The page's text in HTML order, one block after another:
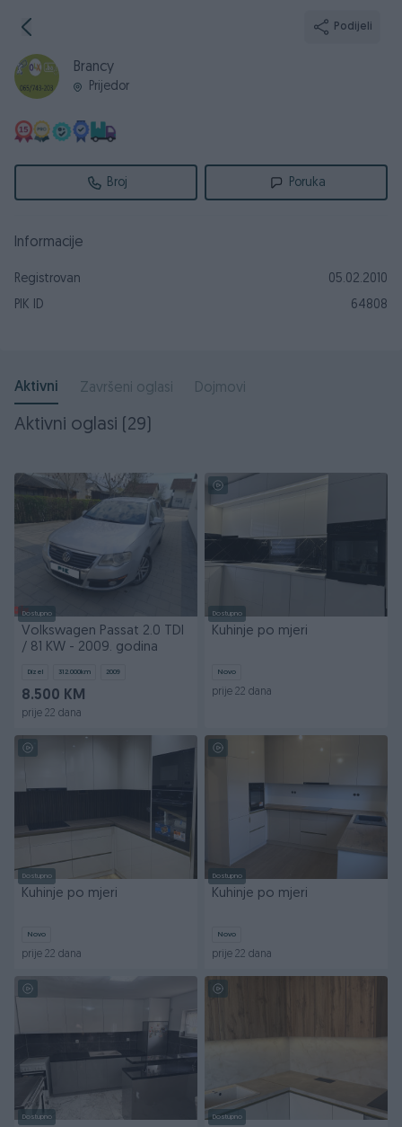
Podijeli
Brancy
Prijedor
Broj Poruka
Informacije
Registrovan
05.02.2010
PIK ID
64808
Aktivni Završeni oglasi Dojmovi
Aktivni oglasi (29)
Dostupno
Volkswagen Passat 2.0 TDI
/ 81 KW - 2009. godina
Dizel 312.000km 2009
8.500 KM
prije 22 dana
Dostupno
Kuhinje po mjeri
Novo
prije 22 dana
Dostupno
Kuhinje po mjeri
Novo
prije 22 dana
Dostupno
Kuhinje po mjeri
Novo
prije 22 dana
Dostupno Dostupno